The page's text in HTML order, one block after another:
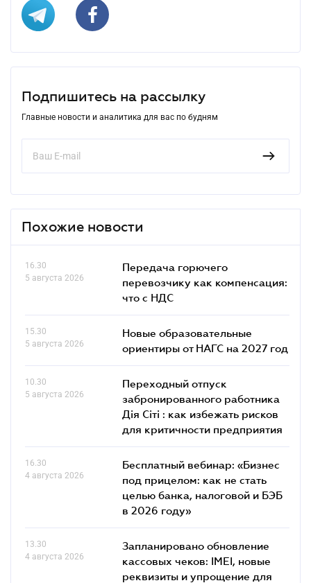
Подпишитесь на рассылку
Главные новости и аналитика для вас по будням
Похожие новости
16.30
5 августа 2026
Передача горючего
перевозчику как компенсация:
что с НДС
15.30
5 августа 2026
Новые образовательные
ориентиры от НАГС на 2027 год
10.30
5 августа 2026
Переходный отпуск
забронированного работника
Дія Сіті : как избежать рисков
для критичности предприятия
16.30
4 августа 2026
Бесплатный вебинар: «Бизнес
под прицелом: как не стать
целью банка, налоговой и БЭБ
в 2026 году»
13.30
4 августа 2026
Запланировано обновление
кассовых чеков: IMEI, новые
реквизиты и упрощение для